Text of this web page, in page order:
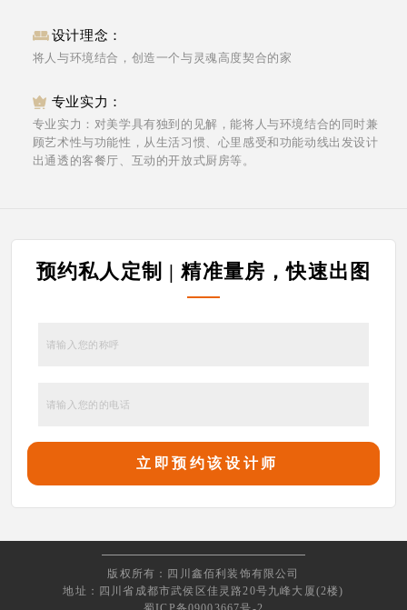
设计理念：
将人与环境结合，创造一个与灵魂高度契合的家
专业实力：
专业实力：对美学具有独到的见解，能将人与环境结合的同时兼
顾艺术性与功能性，从生活习惯、心里感受和功能动线出发设计
出通透的客餐厅、互动的开放式厨房等。
预约私人定制 | 精准量房，快速出图
版权所有：四川鑫佰利装饰有限公司
地址：四川省成都市武侯区佳灵路20号九峰大厦(2楼)